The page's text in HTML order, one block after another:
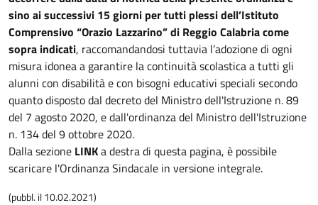
sino ai successivi 15 giorni per tutti plessi dell’Istituto
Comprensivo “Orazio Lazzarino” di Reggio Calabria come
sopra indicati, raccomandandosi tuttavia l’adozione di ogni
misura idonea a garantire la continuità scolastica a tutti gli
alunni con disabilità e con bisogni educativi speciali secondo
quanto disposto dal decreto del Ministro dell'Istruzione n. 89
del 7 agosto 2020, e dall'ordinanza del Ministro dell'Istruzione
n. 134 del 9 ottobre 2020.
Dalla sezione LINKa destra di questa pagina, è possibile
scaricare l'Ordinanza Sindacale in versione integrale.
(pubbl. il 10.02.2021)